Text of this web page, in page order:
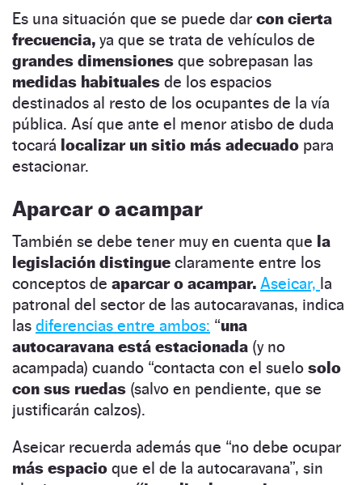
Es una situación que se puede dar con cierta
frecuencia, ya que se trata de vehículos de
grandes dimensiones que sobrepasan las
medidas habituales de los espacios
destinados al resto de los ocupantes de la vía
pública. Así que ante el menor atisbo de duda
tocará localizar un sitio más adecuado para
estacionar.
Aparcar o acampar
También se debe tener muy en cuenta que la
legislación distingue claramente entre los
conceptos de aparcar o acampar. Aseicar, la
patronal del sector de las autocaravanas, indica
las diferencias entre ambos: “una
autocaravana está estacionada (y no
acampada) cuando “contacta con el suelo solo
con sus ruedas (salvo en pendiente, que se
justificarán calzos).
Aseicar recuerda además que “no debe ocupar
más espacio que el de la autocaravana”, sin